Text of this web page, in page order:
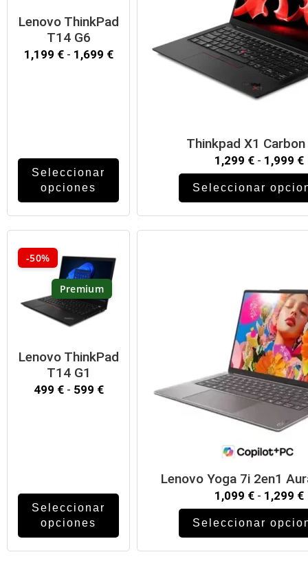
Lenovo ThinkPad
T14 G6
1,199 € - 1,699 €
Seleccionar
opciones
Thinkpad X1 Carbon
1,299 € - 1,999 €
Seleccionar
-50%
Premium
Lenovo ThinkPad
T14 G1
499 € - 599 €
Seleccionar
opciones
Lenovo Yoga 7i 2en1
1,099 € - 1,299 €
Seleccionar